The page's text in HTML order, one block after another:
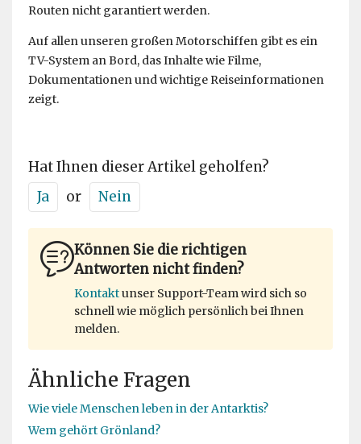
Routen nicht garantiert werden.
Auf allen unseren großen Motorschiffen gibt es ein
TV-System an Bord, das Inhalte wie Filme,
Dokumentationen und wichtige Reiseinformationen
zeigt.
Hat Ihnen dieser Artikel geholfen?
Ja
or Nein
Können Sie die richtigen
Antworten nicht finden?
Kontaktunser Support-Team wird sich so
schnell wie möglich persönlich bei Ihnen
melden.
Ähnliche Fragen
Wie viele Menschen leben in der Antarktis?
Wem gehört Grönland?